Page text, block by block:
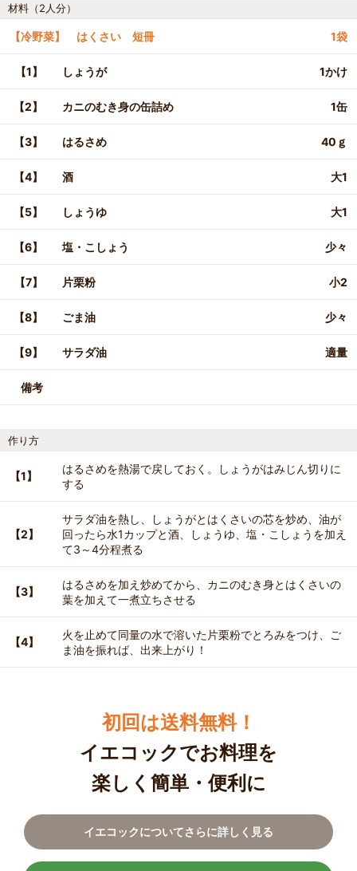
材料（2人分）
【冷野菜】 はくさい 短冊 1袋
【1】 しょうが 1かけ
【2】 カニのむき身の缶詰め 1缶
【3】 はるさめ 40ｇ
【4】 酒 大1
【5】 しょうゆ 大1
【6】 塩・こしょう 少々
【7】 片栗粉 小2
【8】 ごま油 少々
【9】 サラダ油 適量
備考
作り方
【1】
はるさめを熱湯で戻しておく。しょうがはみじん切りに
する
【2】
サラダ油を熱し、しょうがとはくさいの芯を炒め、油が
回ったら水1カップと酒、しょうゆ、塩・こしょうを加え
て3～4分程煮る
【3】
はるさめを加え炒めてから、カニのむき身とはくさいの
葉を加えて一煮立ちさせる
【4】
火を止めて同量の水で溶いた片栗粉でとろみをつけ、ご
ま油を振れば、出来上がり！
初回は送料無料！
イエコックでお料理を
楽しく簡単・便利に
イエコックについてさらに詳しく見る